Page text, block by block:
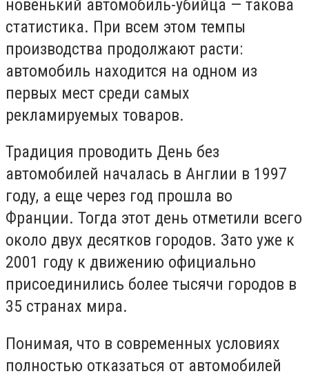
новенький автомобиль-убийца — такова
статистика. При всем этом темпы
производства продолжают расти:
автомобиль находится на одном из
первых мест среди самых
рекламируемых товаров.
Традиция проводить День без
автомобилей началась в Англии в 1997
году, а еще через год прошла во
Франции. Тогда этот день отметили всего
около двух десятков городов. Зато уже к
2001 году к движению официально
присоединились более тысячи городов в
35 странах мира.
Понимая, что в современных условиях
полностью отказаться от автомобилей